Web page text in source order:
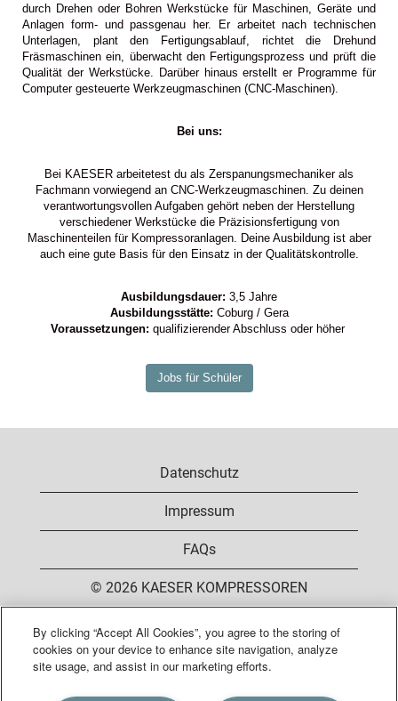
durch Drehen oder Bohren Werkstücke für Maschinen, Geräte und
Anlagen form- und passgenau her. Er arbeitet nach technischen
Unterlagen, plant den Fertigungsablauf, richtet die Drehund
Fräsmaschinen ein, überwacht den Fertigungsprozess und prüft die
Qualität der Werkstücke. Darüber hinaus erstellt er Programme für
Computer gesteuerte Werkzeugmaschinen (CNC-Maschinen).
Bei uns:
Bei KAESER arbeitetest du als Zerspanungsmechaniker als
Fachmann vorwiegend an CNC-Werkzeugmaschinen. Zu deinen
verantwortungsvollen Aufgaben gehört neben der Herstellung
verschiedener Werkstücke die Präzisionsfertigung von
Maschinenteilen für Kompressoranlagen. Deine Ausbildung ist aber
auch eine gute Basis für den Einsatz in der Qualitätskontrolle.
Ausbildungsdauer: 3,5 Jahre
Ausbildungsstätte: Coburg / Gera
Voraussetzungen: qualifizierender Abschluss oder höher
Jobs für Schüler
Datenschutz
Impressum
FAQs
© 2026 KAESER KOMPRESSOREN
W
i
W
i
W
i
W
i
By clicking “Accept All Cookies”, you agree to the storing of
cookies on your device to enhance site navigation, analyze
site usage, and assist in our marketing efforts.